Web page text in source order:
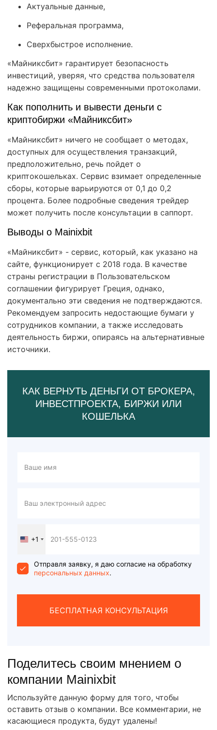
Актуальные данные,
Реферальная программа,
Сверхбыстрое исполнение.
«Майниксбит» гарантирует безопасность
инвестиций, уверяя, что средства пользователя
надежно защищены современными протоколами.
Как пополнить и вывести деньги с
криптобиржи «Майниксбит»
«Майниксбит» ничего не сообщает о методах,
доступных для осуществления транзакций,
предположительно, речь пойдет о
криптокошельках. Сервис взимает определенные
сборы, которые варьируются от 0,1 до 0,2
процента. Более подробные сведения трейдер
может получить после консультации в саппорт.
Выводы о Mainixbit
«Майниксбит» - сервис, который, как указано на
сайте, функционирует с 2018 года. В качестве
страны регистрации в Пользовательском
соглашении фигурирует Греция, однако,
документально эти сведения не подтверждаются.
Рекомендуем запросить недостающие бумаги у
сотрудников компании, а также исследовать
деятельность биржи, опираясь на альтернативные
источники.
КАК ВЕРНУТЬ ДЕНЬГИ ОТ БРОКЕРА,
ИНВЕСТПРОЕКТА, БИРЖИ ИЛИ
КОШЕЛЬКА
United
+1
+1
Отправля заявку, я даю согласие на обработку
персональных данных.
БЕСПЛАТНАЯ КОНСУЛЬТАЦИЯ
Поделитесь своим мнением о
компании Mainixbit
Используйте данную форму для того, чтобы
оставить отзыв о компании. Все комментарии, не
касающиеся продукта, будут удалены!